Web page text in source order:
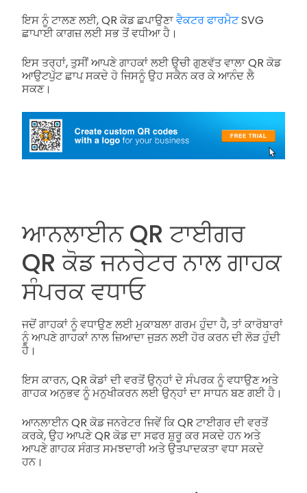
ਇਸ ਨੂੰ ਟਾਲਣ ਲਈ, QR ਕੋਡ ਛਪਾਉਣਾਵੈਕਟਰ ਫਾਰਮੈਟSVG
ਛਾਪਾਈ ਕਾਗਜ਼ ਲਈ ਸਭ ਤੋਂ ਵਧੀਆ ਹੈ।
ਇਸ ਤਰ੍ਹਾਂ, ਤੁਸੀਂ ਆਪਣੇ ਗਾਹਕਾਂ ਲਈ ਉਚੀ ਗੁਣਵੱਤ ਵਾਲਾ QR ਕੋਡ
ਆਉਟਪੁੱਟ ਛਾਪ ਸਕਦੇ ਹੋ ਜਿਸਨੂੰ ਉਹ ਸਕੈਨ ਕਰ ਕੇ ਆਨੰਦ ਲੈ
ਸਕਣ।
ਆਨਲਾਈਨ QR ਟਾਈਗਰ
QR ਕੋਡ ਜਨਰੇਟਰ ਨਾਲ ਗਾਹਕ
ਸੰਪਰਕ ਵਧਾਓ
ਜਦੋਂ ਗਾਹਕਾਂ ਨੂੰ ਵਧਾਉਣ ਲਈ ਮੁਕਾਬਲਾ ਗਰਮ ਹੁੰਦਾ ਹੈ, ਤਾਂ ਕਾਰੋਬਾਰਾਂ
ਨੂੰ ਆਪਣੇ ਗਾਹਕਾਂ ਨਾਲ ਜ਼ਿਆਦਾ ਜੁੜਨ ਲਈ ਹੋਰ ਕਰਨ ਦੀ ਲੋੜ ਹੁੰਦੀ
ਹੈ।
ਇਸ ਕਾਰਨ, QR ਕੋਡਾਂ ਦੀ ਵਰਤੋਂ ਉਨ੍ਹਾਂ ਦੇ ਸੰਪਰਕ ਨੂੰ ਵਧਾਉਣ ਅਤੇ
ਗਾਹਕ ਅਨੁਭਵ ਨੂੰ ਮਨੁਖੀਕਰਨ ਲਈ ਉਨ੍ਹਾਂ ਦਾ ਸਾਧਨ ਬਣ ਗਈ ਹੈ।
ਆਨਲਾਈਨ QR ਕੋਡ ਜਨਰੇਟਰ ਜਿਵੇਂ ਕਿ QR ਟਾਈਗਰ ਦੀ ਵਰਤੋਂ
ਕਰਕੇ, ਉਹ ਆਪਣੇ QR ਕੋਡ ਦਾ ਸਫਰ ਸ਼ੁਰੂ ਕਰ ਸਕਦੇ ਹਨ ਅਤੇ
ਆਪਣੇ ਗਾਹਕ ਸੰਗਤ ਸਮਝਦਾਰੀ ਅਤੇ ਉਤਪਾਦਕਤਾ ਵਧਾ ਸਕਦੇ
ਹਨ।